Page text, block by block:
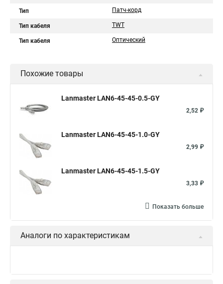
Тип Патч-корд
Тип кабеля TWT
Тип кабеля Оптический
Похожие товары
Lanmaster LAN6-45-45-0.5-GY
2,52 ₽
Lanmaster LAN6-45-45-1.0-GY
2,99 ₽
Lanmaster LAN6-45-45-1.5-GY
3,33 ₽
Показать больше
Аналоги по характеристикам